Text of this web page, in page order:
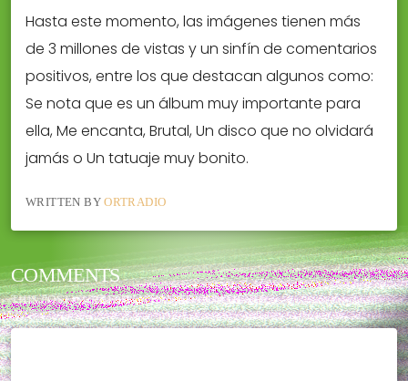
Hasta este momento, las imágenes tienen más
de 3 millones de vistas y un sinfín de comentarios
positivos, entre los que destacan algunos como:
Se nota que es un álbum muy importante para
ella, Me encanta, Brutal, Un disco que no olvidará
jamás o Un tatuaje muy bonito.
WRITTEN BYORTRADIO
COMMENTS
THIS POST CURRENTLY HAS NO COMMENTS.